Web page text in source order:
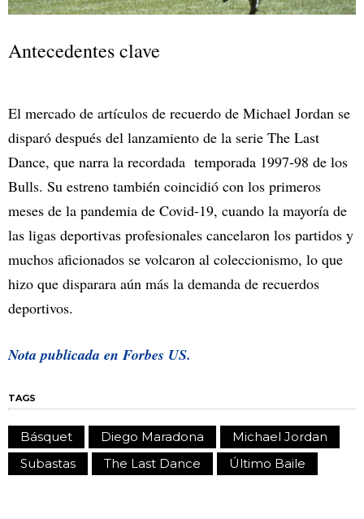
Antecedentes clave
El mercado de artículos de recuerdo de Michael Jordan se
disparó después del lanzamiento de la serie The Last
Dance, que narra la recordada temporada 1997-98 de los
Bulls. Su estreno también coincidió con los primeros
meses de la pandemia de Covid-19, cuando la mayoría de
las ligas deportivas profesionales cancelaron los partidos y
muchos aficionados se volcaron al coleccionismo, lo que
hizo que disparara aún más la demanda de recuerdos
deportivos.
Nota publicada en Forbes US.
TAGS
Básquet Diego Maradona
Michael Jordan
Subastas
The Last Dance Último Baile